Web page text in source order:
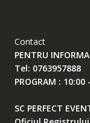
Contact
PENTRU
Tel: 0763957888
PROGRAM : 10:00
SC PERFECT